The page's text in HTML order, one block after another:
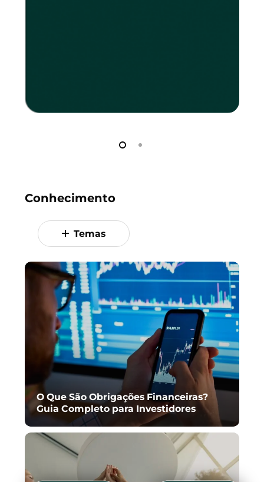
Conhecimento
Temas
O Que São Obrigações Financeiras?
Guia Completo para Investidores